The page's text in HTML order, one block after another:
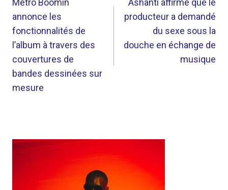
DE
L’ARTICLE
Metro Boomin
annonce les
fonctionnalités de
l’album à travers des
couvertures de
bandes dessinées sur
mesure
Ashanti affirme que le
producteur a demandé
du sexe sous la
douche en échange de
musique